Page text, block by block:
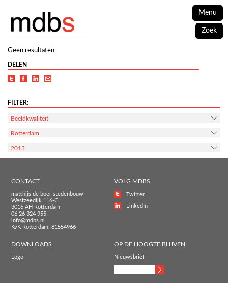
Menu
Zoek
Geen resultaten
DELEN
FILTER:
Beeldkwaliteit
Rotterdam
2013
CONTACT
matthijs de boer stedenbouw
Westzeedijk 116-C
3016 AH Rotterdam
06 26 324 955
info@mdbs.nl
KvK Rotterdam: 81554966
VOLG MDBS
Twitter
LinkedIn
DOWNLOADS
Logo
OP DE HOOGTE BLIJVEN
Nieuwsbrief